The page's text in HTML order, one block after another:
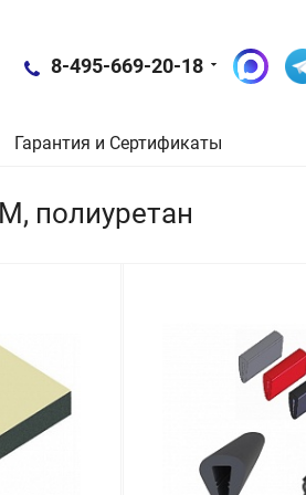
8-495-669-20-18
Гарантия и Сертификаты
полиуретан